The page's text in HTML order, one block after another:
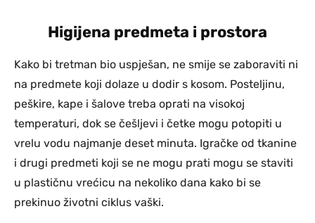
Higijena predmeta i prostora
Kako bi tretman bio uspješan, ne smije se zaboraviti ni
na predmete koji dolaze u dodir s kosom. Posteljinu,
peškire, kape i šalove treba oprati na visokoj
temperaturi, dok se češljevi i četke mogu potopiti u
vrelu vodu najmanje deset minuta. Igračke od tkanine
i drugi predmeti koji se ne mogu prati mogu se staviti
u plastičnu vrećicu na nekoliko dana kako bi se
prekinuo životni ciklus vaški.